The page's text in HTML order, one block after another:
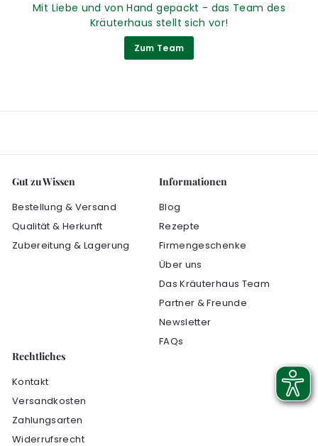
Mit Liebe und von Hand gepackt - das Team des
Kräuterhaus stellt sich vor!
Zum Team
Gut zu Wissen
Bestellung & Versand
Qualität & Herkunft
Zubereitung & Lagerung
Informationen
Blog
Rezepte
Firmengeschenke
Über uns
Das Kräuterhaus Team
Partner & Freunde
Newsletter
FAQs
Rechtliches
Kontakt
Versandkosten
Zahlungsarten
Widerrufsrecht